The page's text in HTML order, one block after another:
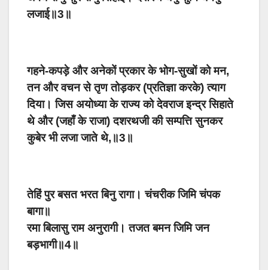
लजाई॥3॥
गहने-कपड़े और अनेकों प्रकार के भोग-सुखों को मन,
तन और वचन से तृण तोड़कर (प्रतिज्ञा करके) त्याग
दिया। जिस अयोध्या के राज्य को देवराज इन्द्र सिहाते
थे और (जहाँ के राजा) दशरथजी की सम्पत्ति सुनकर
कुबेर भी लजा जाते थे,॥3॥
तेहिं पुर बसत भरत बिनु रागा। चंचरीक जिमि चंपक
बागा॥
रमा बिलासु राम अनुरागी। तजत बमन जिमि जन
बड़भागी॥4॥